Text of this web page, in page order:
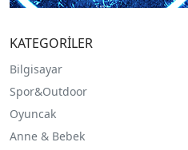
KATEGORİLER
Bilgisayar
Spor&Outdoor
Oyuncak
Anne & Bebek